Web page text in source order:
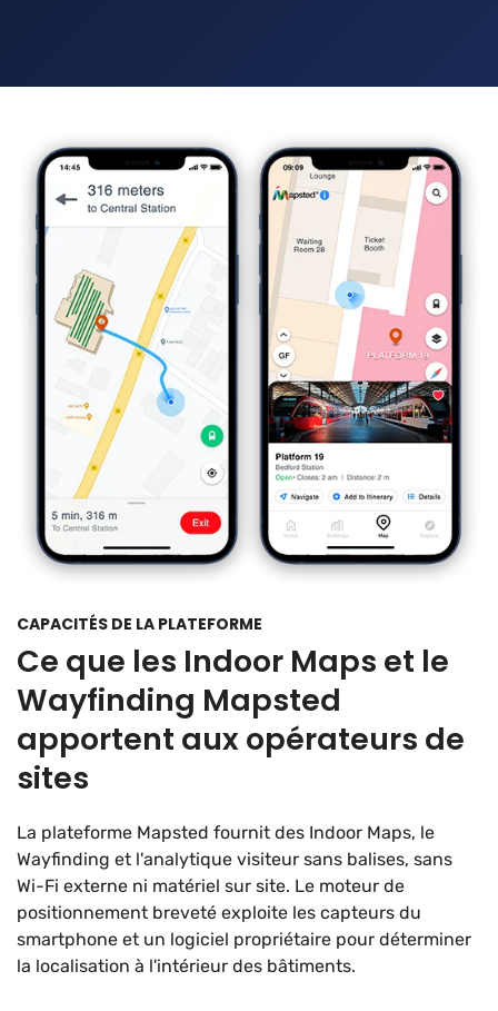
CAPACITÉS DE LA PLATEFORME
Ce que les Indoor Maps et le
Wayfinding Mapsted
apportent aux opérateurs de
sites
La plateforme Mapsted fournit des Indoor Maps, le
Wayfinding et l'analytique visiteur sans balises, sans
Wi-Fi externe ni matériel sur site. Le moteur de
positionnement breveté exploite les capteurs du
smartphone et un logiciel propriétaire pour déterminer
la localisation à l'intérieur des bâtiments.